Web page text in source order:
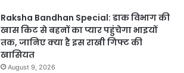
Raksha Bandhan Special: डाक विभाग की
खास किट से बहनों का प्यार पहुंचेगा भाइयों
तक, जानिए क्या है इस राखी गिफ्ट की
खासियत
August 9, 2026